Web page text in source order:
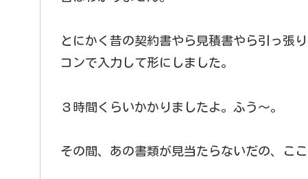
とにかく昔の契約書やら見積書やら引っ張
コンで入力して形にしました。
３時間くらいかかりましたよ。ふう～。
その間、あの書類が見当たらないだの、こ